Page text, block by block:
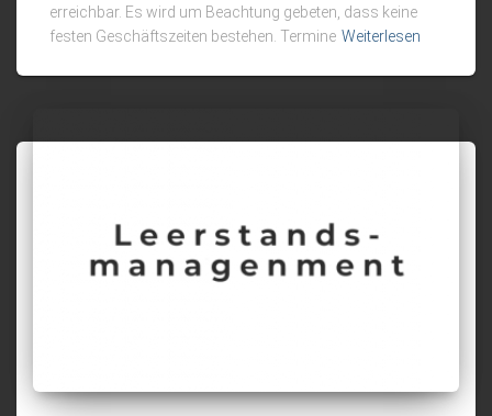
erreichbar. Es wird um Beachtung gebeten, dass keine
festen Geschäftszeiten bestehen. Termine Weiterlesen